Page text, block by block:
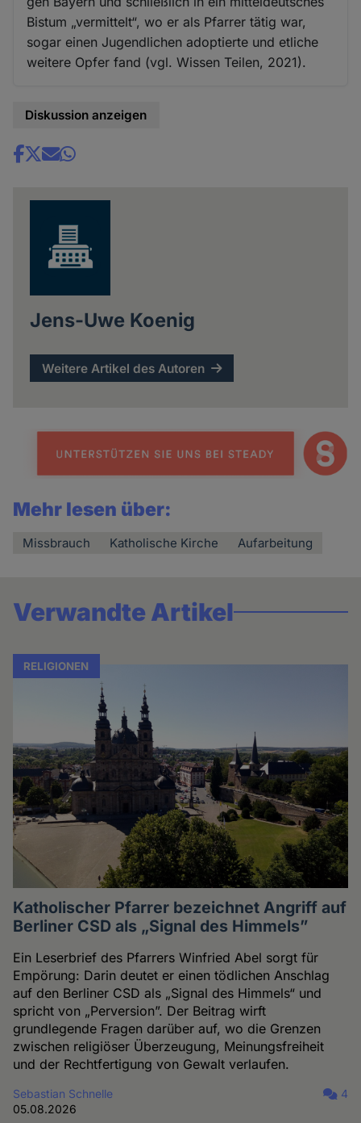
Bistum „vermittelt“, wo er als Pfarrer tätig war,
sogar einen Jugendlichen adoptierte und etliche
weitere Opfer fand (vgl. Wissen Teilen, 2021).
Diskussion anzeigen
Share
Jens-Uwe Koenig
Weitere Artikel des Autoren
Mehr lesen über:
Missbrauch Katholische Kirche Aufarbeitung
Verwandte Artikel
RELIGIONEN
Katholischer Pfarrer bezeichnet Angriff auf
Berliner CSD als „Signal des Himmels”
Ein Leserbrief des Pfarrers Winfried Abel sorgt für
Empörung: Darin deutet er einen tödlichen Anschlag
auf den Berliner CSD als „Signal des Himmels“ und
spricht von „Perversion”. Der Beitrag wirft
grundlegende Fragen darüber auf, wo die Grenzen
zwischen religiöser Überzeugung, Meinungsfreiheit
und der Rechtfertigung von Gewalt verlaufen.
Sebastian Schnelle
05.08.2026
4